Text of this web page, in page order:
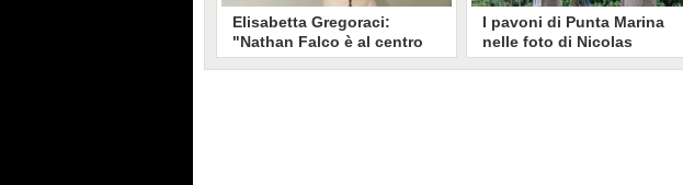
Elisabetta Gregoraci:
"Nathan Falco è al centro
per me e il mio ex marito,
I pavoni di Punta Marina
nelle foto di Nicolas
Brunetti: "La convivenza è